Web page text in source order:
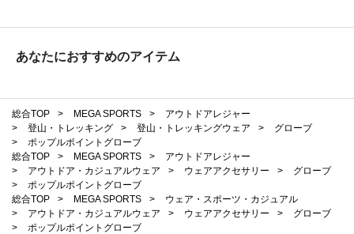
あなたにおすすめのアイテム
総合TOP > MEGA SPORTS >
アウトドアレジャー
>
登山・トレッキング > 登山・トレッキングウェア >
グローブ
>
ポップルポイントグローブ
総合TOP
> MEGA SPORTS >
アウトドアレジャー
>
アウトドア・カジュアルウェア > ウェアアクセサリー >
グローブ
>
ポップルポイントグローブ
総合TOP
> MEGA SPORTS >
ウェア・スポーツ・カジュアル
>
アウトドア・カジュアルウェア > ウェアアクセサリー >
グローブ
>
ポップルポイントグローブ